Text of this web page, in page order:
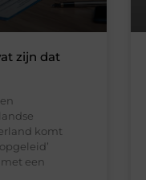
zijn dat
komt
een